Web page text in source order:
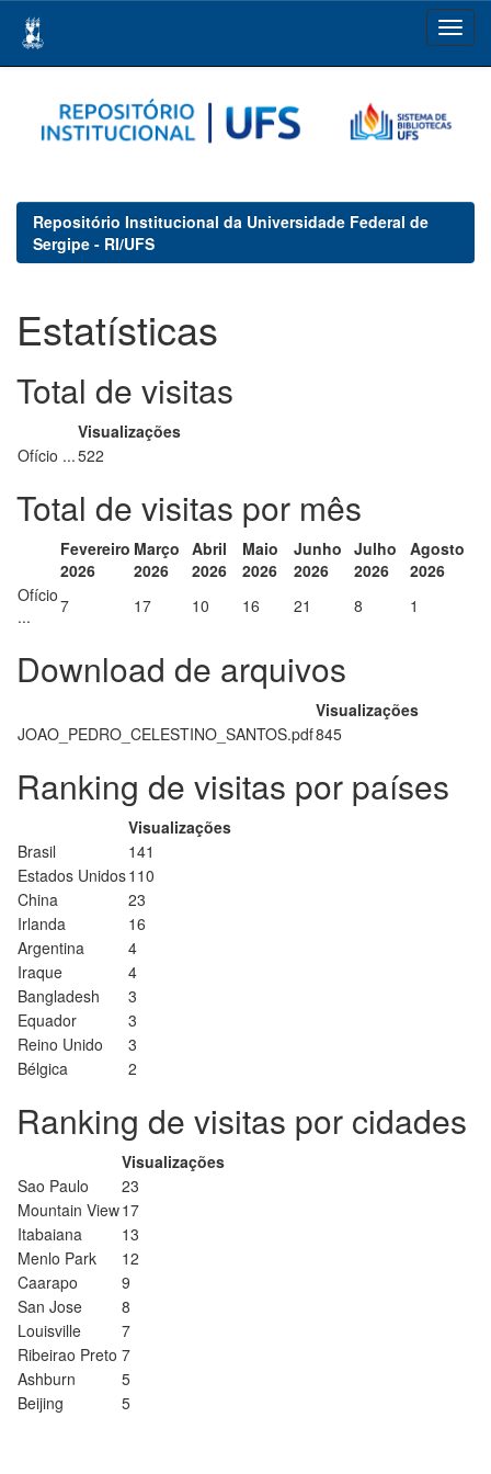
navigation
Repositório Institucional da Universidade Federal de
Sergipe - RI/UFS
Estatísticas
Total de visitas
Visualizações
Ofício ...522
Total de visitas por mês
Fevereiro
2026
Março
2026
Abril
2026
Maio
2026
Junho
2026
Julho
2026
Agosto
2026
Ofício
...
7 17 10 16 21 8 1
Download de arquivos
Visualizações
JOAO_PEDRO_CELESTINO_SANTOS.pdf845
Ranking de visitas por países
Visualizações
Brasil
141
Estados Unidos110
China
23
Irlanda
16
Argentina
4
Iraque
4
Bangladesh
3
Equador
3
Reino Unido
3
Bélgica
2
Ranking de visitas por cidades
Visualizações
Sao Paulo
23
Mountain View17
Itabaiana
13
Menlo Park
12
Caarapo
9
San Jose
8
Louisville
7
Ribeirao Preto 7
Ashburn
5
Beijing
5